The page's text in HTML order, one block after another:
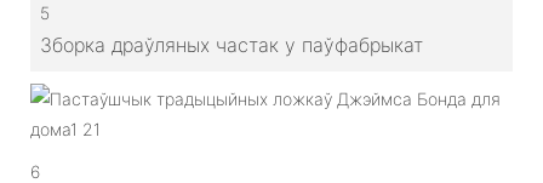
5
Зборка драўляных частак у паўфабрыкат
6